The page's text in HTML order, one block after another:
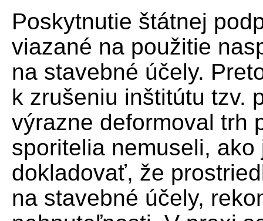
Poskytnutie štátnej
viazané na použitie
na stavebné účely.
k zrušeniu inštitútu tzv.
výrazne deformoval trh
sporitelia nemuseli,
dokladovať, že
na stavebné účely,